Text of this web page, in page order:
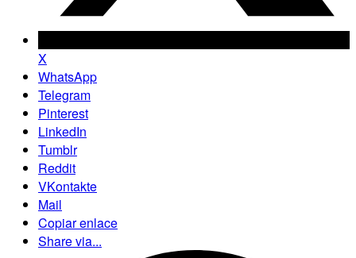
X
WhatsApp
Telegram
Pinterest
LinkedIn
Tumblr
Reddit
VKontakte
Mail
Copiar enlace
Share via...